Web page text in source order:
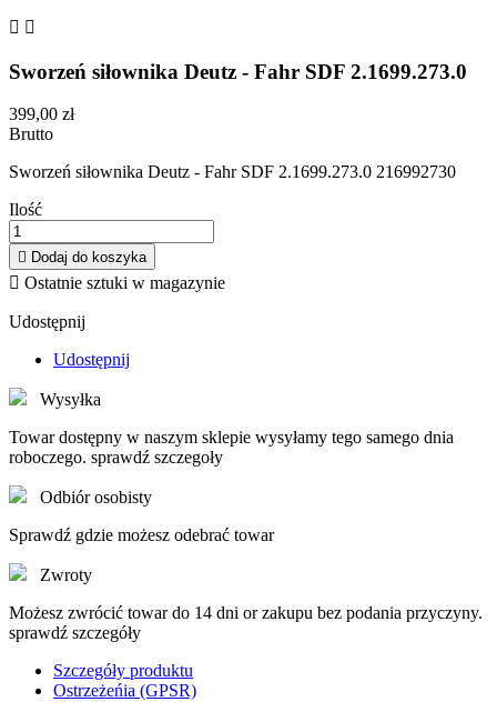
 
Sworzeń siłownika Deutz - Fahr SDF 2.1699.273.0
399,00 zł
Brutto
Sworzeń siłownika Deutz - Fahr SDF 2.1699.273.0 216992730
Ilość
 Dodaj do koszyka
 Ostatnie sztuki w magazynie
Udostępnij
Udostępnij
Wysyłka
Towar dostępny w naszym sklepie wysyłamy tego samego dnia
roboczego. sprawdź szczegoły
Odbiór osobisty
Sprawdź gdzie możesz odebrać towar
Zwroty
Możesz zwrócić towar do 14 dni or zakupu bez podania przyczyny.
sprawdź szczegóły
Szczegóły produktu
Ostrzeżeńia (GPSR)